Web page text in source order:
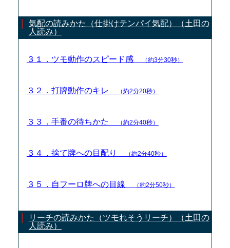
気配の読みかた（仕掛けテンパイ気配）（土田の
人読み）
３１．ツモ動作のスピード感 （約3分30秒）
３２．打牌動作のキレ （約2分20秒）
３３．手番の待ちかた （約2分40秒）
３４．捨て牌への目配り （約2分40秒）
３５．自フーロ牌への目線 （約2分50秒）
リーチの読みかた（ツモれそうリーチ）（土田の
人読み）